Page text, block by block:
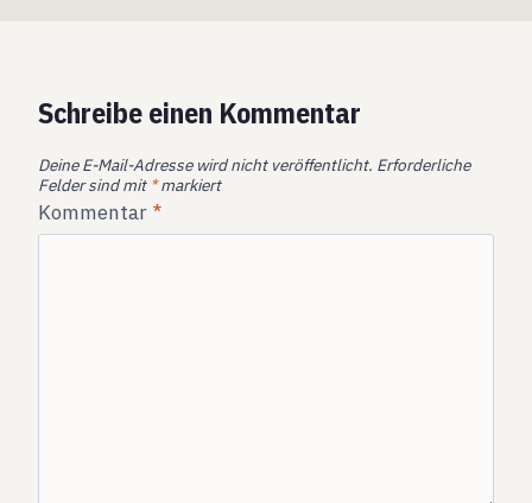
Schreibe einen Kommentar
Deine E-Mail-Adresse wird nicht veröffentlicht. Erforderliche
Felder sind mit *markiert
Kommentar *